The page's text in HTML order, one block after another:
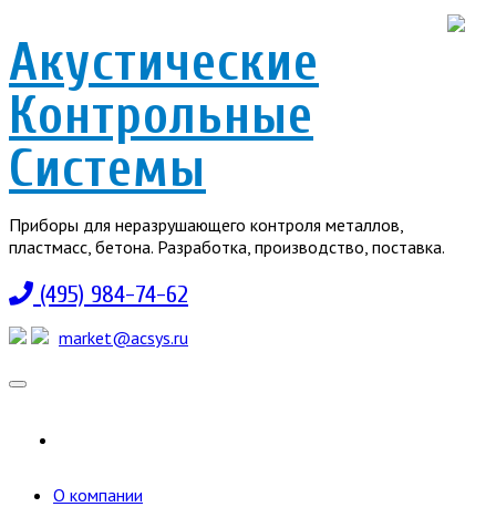
Акустические
Контрольные
Системы
Приборы для неразрушающего контроля металлов,
пластмасс, бетона. Разработка, производство, поставка.
(495) 984-74-62
market@acsys.ru
Toggle
О компании